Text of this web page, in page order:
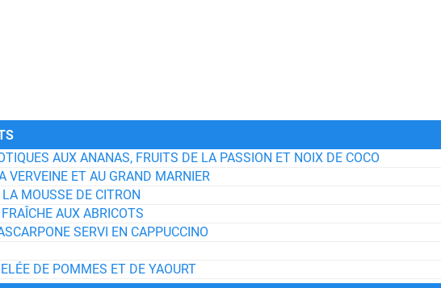
AUX ANANAS, FRUITS DE LA PASSION ET NOIX DE COCO
VERVEINE ET AU GRAND MARNIER
MOUSSE DE CITRON
AUX ABRICOTS
SERVI EN CAPPUCCINO
DE POMMES ET DE YAOURT